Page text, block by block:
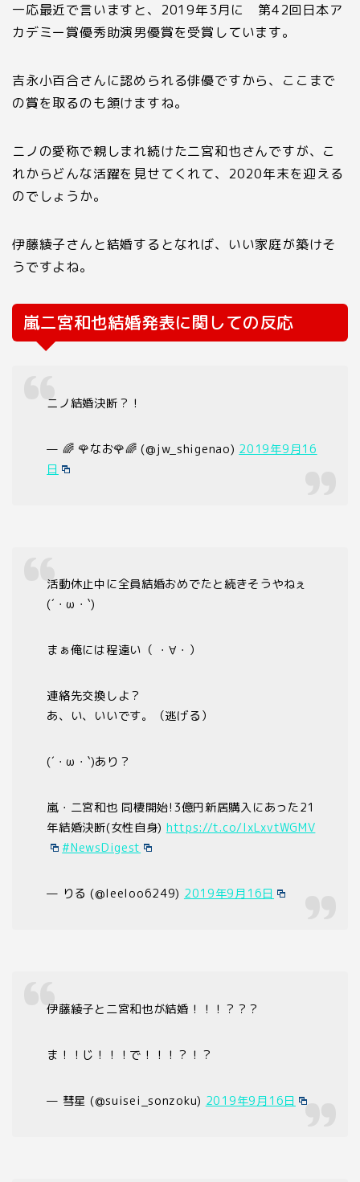
一応最近で言いますと、2019年3月に 第42回日本ア
カデミー賞優秀助演男優賞を受賞しています。
吉永小百合さんに認められる俳優ですから、ここまで
の賞を取るのも頷けますね。
ニノの愛称で親しまれ続けた二宮和也さんですが、こ
れからどんな活躍を見せてくれて、2020年末を迎える
のでしょうか。
伊藤綾子さんと結婚するとなれば、いい家庭が築けそ
うですよね。
嵐二宮和也結婚発表に関しての反応
ニノ結婚決断？！
— 🌈 🌹なお🌹🌈 (@jw_shigenao) 2019年9月16
日
活動休止中に全員結婚おめでたと続きそうやねぇ
(´・ω・`)
まぁ俺には程遠い（ ・∀・）
連絡先交換しよ？
あ、い、いいです。（逃げる）
(´・ω・`)あり？
嵐・二宮和也 同棲開始!3億円新居購入にあった21
年結婚決断(女性自身) https://t.co/IxLxvtWGMV
#NewsDigest
— りる (@leeloo6249) 2019年9月16日
伊藤綾子と二宮和也が結婚！！！？？？
ま！！じ！！！で！！！？！？
— 彗星 (@suisei_sonzoku) 2019年9月16日